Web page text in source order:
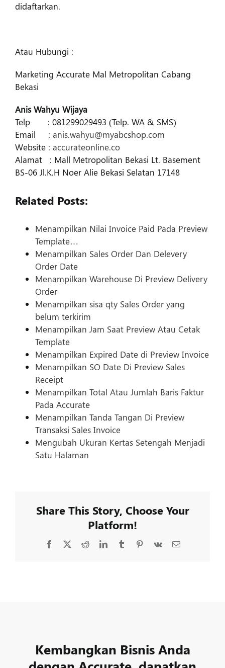
didaftarkan.
Atau Hubungi :
Marketing Accurate Mal Metropolitan Cabang
Bekasi
Anis Wahyu Wijaya
Telp : 081299029493 (Telp. WA & SMS)
Email : anis.wahyu@myabcshop.com
Website : accurateonline.co
Alamat : Mall Metropolitan Bekasi Lt. Basement
BS-06 Jl.K.H Noer Alie Bekasi Selatan 17148
Related Posts:
Menampilkan Nilai Invoice Paid Pada Preview
Template…
Menampilkan Sales Order Dan Delevery
Order Date
Menampilkan Warehouse Di Preview Delivery
Order
Menampilkan sisa qty Sales Order yang
belum terkirim
Menampilkan Jam Saat Preview Atau Cetak
Template
Menampilkan Expired Date di Preview Invoice
Menampilkan SO Date Di Preview Sales
Receipt
Menampilkan Total Atau Jumlah Baris Faktur
Pada Accurate
Menampilkan Tanda Tangan Di Preview
Transaksi Sales Invoice
Mengubah Ukuran Kertas Setengah Menjadi
Satu Halaman
Share This Story, Choose Your
Platform!
Facebook
X RedditLinkedInTumblrPinterest
Vk Email
Kembangkan Bisnis Anda